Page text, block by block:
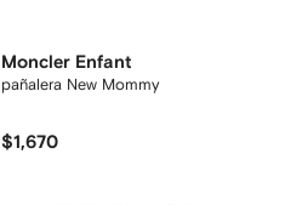
Moncler Enfant
pañalera New Mommy
$1,670